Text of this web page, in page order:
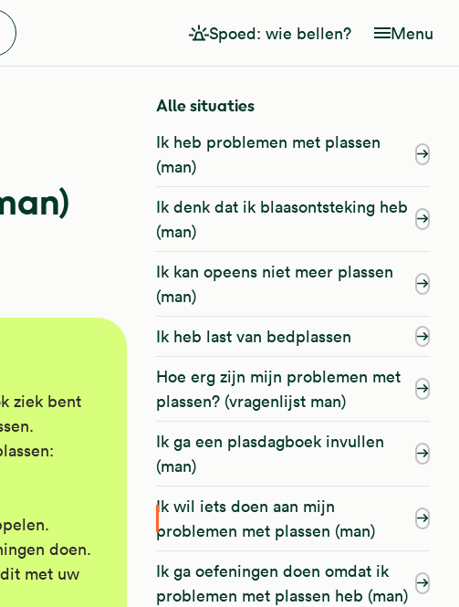
Spoed: wie bellen? Menu
ziek bent
doen.
met uw
Alle situaties
Ik heb problemen met plassen
(man)
Ik denk dat ik blaasontsteking heb
(man)
Ik kan opeens niet meer plassen
(man)
Ik heb last van bedplassen
Hoe erg zijn mijn problemen met
plassen? (vragenlijst man)
Ik ga een plasdagboek invullen
(man)
Ik wil iets doen aan mijn
problemen met plassen (man)
Ik ga oefeningen doen omdat ik
problemen met plassen heb (man)